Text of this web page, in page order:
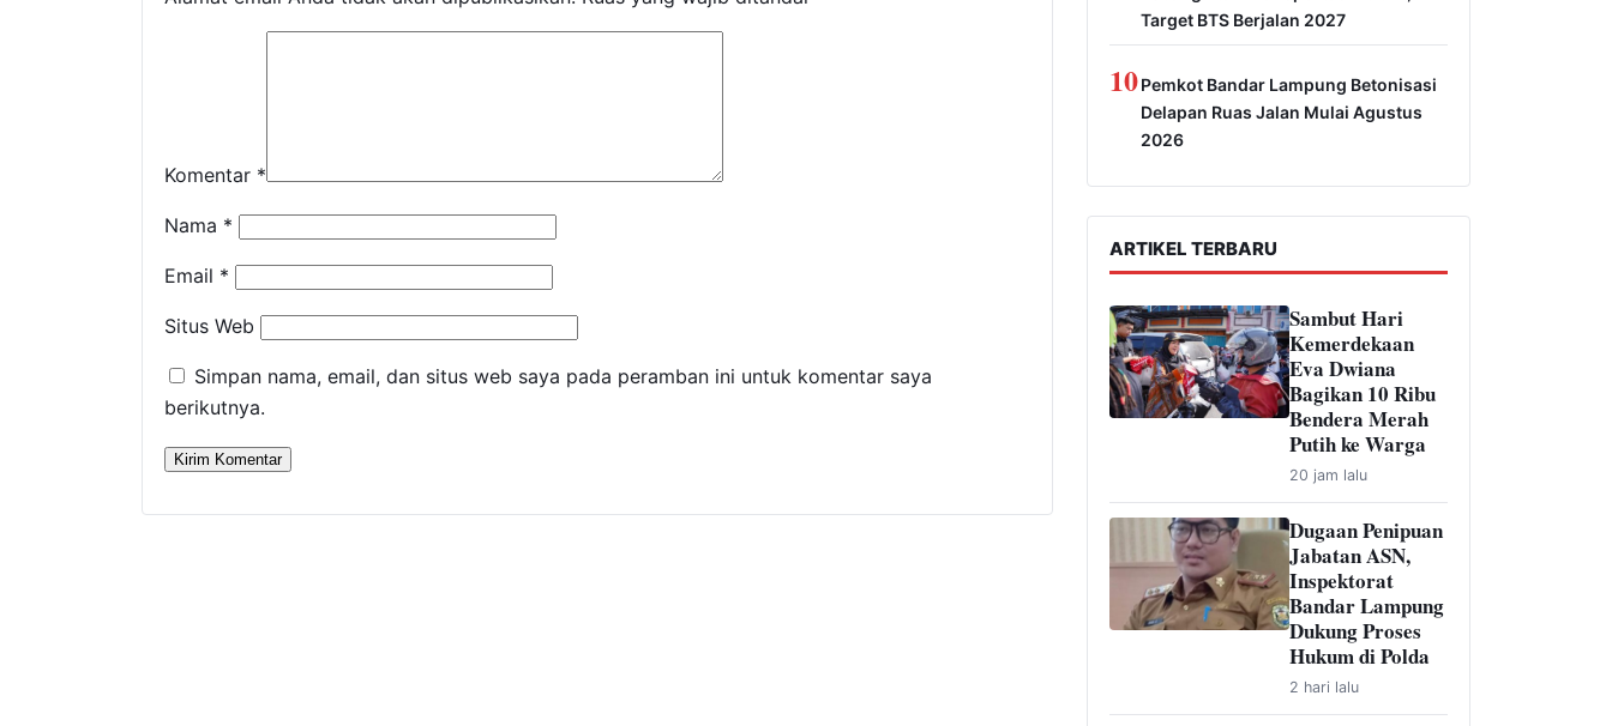
Komentar *
Nama *
Email *
Situs Web
Simpan nama, email, dan situs web saya pada peramban ini untuk komentar saya
berikutnya.
Target BTS Berjalan 2027
10Pemkot Bandar Lampung Betonisasi
Delapan Ruas Jalan Mulai Agustus
2026
ARTIKEL TERBARU
Sambut Hari
Kemerdekaan
Eva Dwiana
Bagikan 10 Ribu
Bendera Merah
Putih ke Warga
20 jam lalu
Dugaan Penipuan
Jabatan ASN,
Inspektorat
Bandar Lampung
Dukung Proses
Hukum di Polda
2 hari lalu